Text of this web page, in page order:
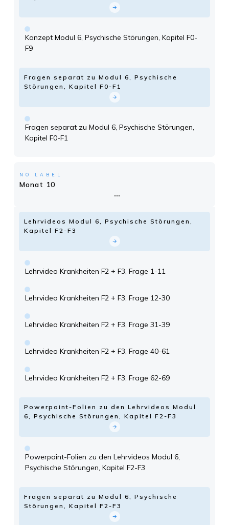
Konzept Modul 6, Psychische Störungen, Kapitel F0-
F9
Fragen separat zu Modul 6, Psychische
Störungen, Kapitel F0-F1
Fragen separat zu Modul 6, Psychische Störungen,
Kapitel F0-F1
NO LABEL
Monat 10
Lehrvideos Modul 6, Psychische Störungen,
Kapitel F2-F3
Lehrvideo Krankheiten F2 + F3, Frage 1-11
Lehrvideo Krankheiten F2 + F3, Frage 12-30
Lehrvideo Krankheiten F2 + F3, Frage 31-39
Lehrvideo Krankheiten F2 + F3, Frage 40-61
Lehrvideo Krankheiten F2 + F3, Frage 62-69
Powerpoint-Folien zu den Lehrvideos Modul
6, Psychische Störungen, Kapitel F2-F3
Powerpoint-Folien zu den Lehrvideos Modul 6,
Psychische Störungen, Kapitel F2-F3
Fragen separat zu Modul 6, Psychische
Störungen, Kapitel F2-F3